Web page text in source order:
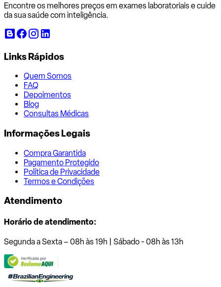
Encontre os melhores preços em exames laboratoriais e cuide
da sua saúde com inteligência.
Links Rápidos
Quem Somos
FAQ
Depoimentos
Blog
Consultas Médicas
Informações Legais
Compra Garantida
Pagamento Protegido
Política de Privacidade
Termos e Condições
Atendimento
Horário de atendimento:
Segunda a Sexta – 08h às 19h | Sábado - 08h às 13h